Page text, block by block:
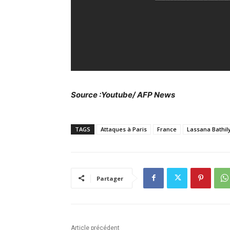
Source :Youtube/ AFP News
TAGS Attaques à Paris France Lassana
Partager
Article précédent